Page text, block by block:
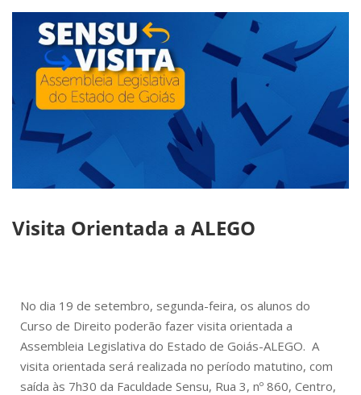
Visita Orientada a ALEGO
No dia 19 de setembro, segunda-feira, os alunos do
Curso de Direito poderão fazer visita orientada a
Assembleia Legislativa do Estado de Goiás-ALEGO. A
visita orientada será realizada no período matutino, com
saída às 7h30 da Faculdade Sensu, Rua 3, nº 860, Centro,